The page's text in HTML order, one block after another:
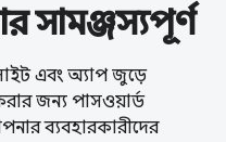
সামঞ্জস্যপূর্ণ
এবং অ্যাপ জুড়ে
জন্য পাসওয়ার্ড
ব্যবহারকারীদের